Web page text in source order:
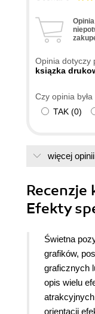
pracy, jak i do
Opinia
Opinia dotyczy
ksiązka
Czy opinia
TAK (0)
więcej opinii
Recenzje
Efekty
Świetna
grafików,
graficznych
opis wielu
orientacji